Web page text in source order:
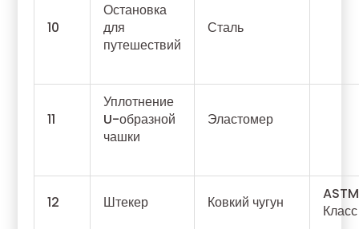
10
Остановка
для
путешествий
Сталь
11
Уплотнение
U-образной
чашки
Эластомер
12 Штекер Ковкий чугун